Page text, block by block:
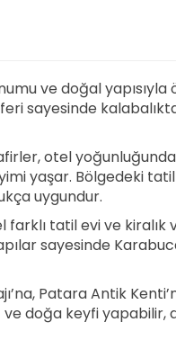
ve doğal yapısıyla
sayesinde
otel
yaşar. Bölgedeki
uygundur.
tatil evi ve
sayesinde
Patara Antik
doğa keyfi yapabilir,